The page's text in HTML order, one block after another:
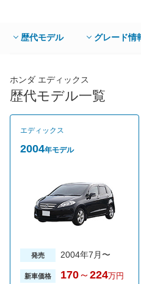
歴代モデル グレード情
ホンダ エディックス
歴代モデル一覧
エディックス
2004年モデル
発売 2004年7月〜
新車価格 170～ 224万円